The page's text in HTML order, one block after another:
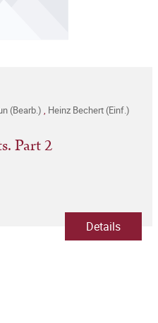
(Bearb.) , Heinz Bechert (Einf.)
Part 2
Details